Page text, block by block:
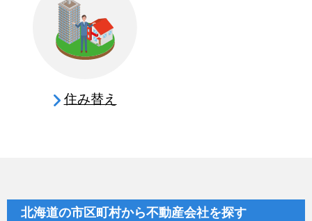
住み替え
北海道の市区町村から不動産会社を探す